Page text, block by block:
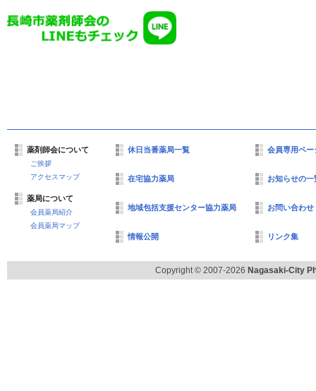
薬剤師会について
ご挨拶
アクセスマップ
薬局について
会員薬局紹介
会員薬局マップ
休日当番薬局一覧
在宅協力薬局
地域包括支援センター協力薬局
情報公開
会員専用ペー
お知らせの一
お問い合わせ
リンク集
Copyright © 2007-2026 Nagasaki-City